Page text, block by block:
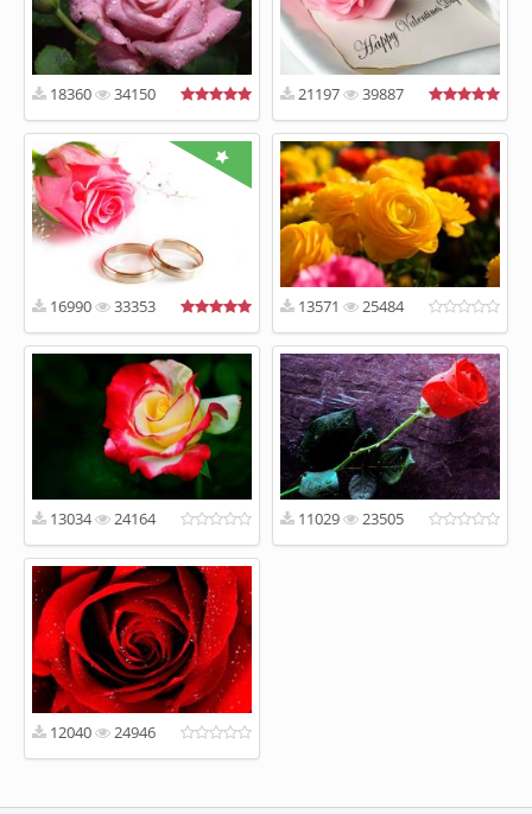
18360 34150 21197 39887
16990 33353 13571 25484
13034 24164 11029 23505
12040 24946